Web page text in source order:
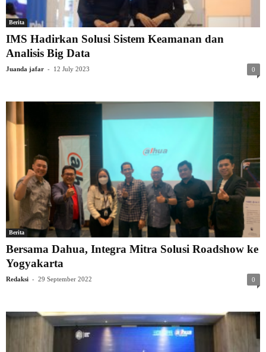
Berita
IMS Hadirkan Solusi Sistem Keamanan dan
Analisis Big Data
Juanda jafar - 12 July 2023 0
Berita
Bersama Dahua, Integra Mitra Solusi Roadshow ke
Yogyakarta
Redaksi - 29 September 2022 0